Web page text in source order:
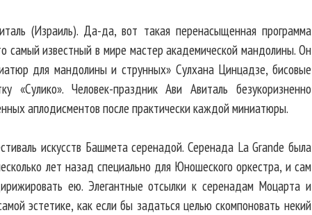
(Израиль). Да-да, вот такая перенасыщенная программа
самый известный в мире мастер академической мандолины. Он
для мандолины и струнных» Сулхана Цинцадзе, бисовые
«Сулико». Человек-праздник Ави Авиталь безукоризненно
аплодисментов после практически каждой миниатюры.
искусств Башмета серенадой. Серенада La Grande была
лет назад специально для Юношеского оркестра, и сам
ею. Элегантные отсылки к серенадам Моцарта и
эстетике, как если бы задаться целью скомпоновать некий